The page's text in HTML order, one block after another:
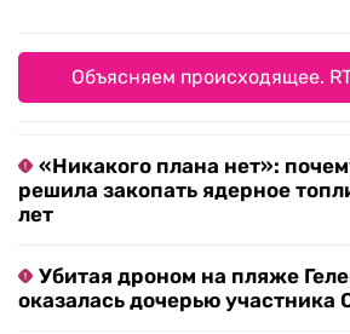
Объясняем происходящее.
«Никакого плана нет»:
решила закопать ядерное
лет
Убитая дроном на пляже
оказалась дочерью участника